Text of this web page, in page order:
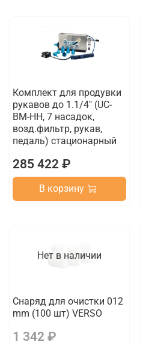
Комплект для продувки
рукавов до 1.1/4" (UC-
BM-HH, 7 насадок,
возд.фильтр, рукав,
педаль) стационарный
285 422 ₽
В корзину
Нет в наличии
Снаряд для очистки 012
mm (100 шт) VERSO
1 342 ₽